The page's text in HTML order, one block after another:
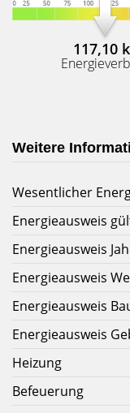
117,10
Weitere
Wesentlicher
Energieausweis
Energieausweis
Energieausweis
Energieausweis
Energieausweis
Heizung
Befeuerung